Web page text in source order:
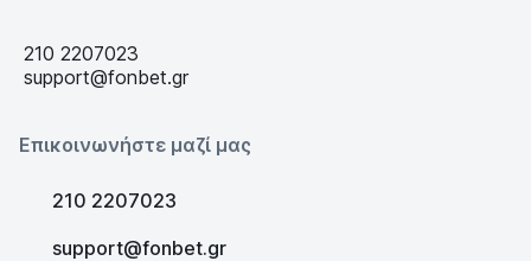
210 2207023
support@fonbet.gr
Επικοινωνήστε μαζί μας
210 2207023
support@fonbet.gr